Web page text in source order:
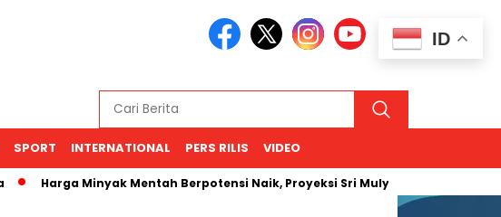
SPORT INTERNATIONAL PERS RILIS VIDEO
Harga Minyak Mentah Berpotensi Naik, Proyeksi Sri Mulyani Rentang USD 66–94
ID